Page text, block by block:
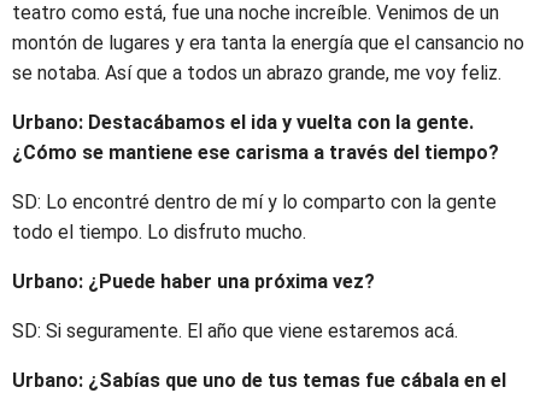
teatro como está, fue una noche increíble. Venimos de un
montón de lugares y era tanta la energía que el cansancio no
se notaba. Así que a todos un abrazo grande, me voy feliz.
Urbano: Destacábamos el ida y vuelta con la gente.
¿Cómo se mantiene ese carisma a través del tiempo?
SD: Lo encontré dentro de mí y lo comparto con la gente
todo el tiempo. Lo disfruto mucho.
Urbano: ¿Puede haber una próxima vez?
SD: Si seguramente. El año que viene estaremos acá.
Urbano: ¿Sabías que uno de tus temas fue cábala en el